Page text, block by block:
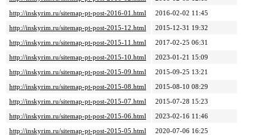
http://inskyrim.ru/sitemap-pt-post-2016-01.html
2016-02-02 11:45
http://inskyrim.ru/sitemap-pt-post-2015-12.html
2015-12-31 19:32
http://inskyrim.ru/sitemap-pt-post-2015-11.html
2017-02-25 06:31
http://inskyrim.ru/sitemap-pt-post-2015-10.html
2023-01-21 15:09
http://inskyrim.ru/sitemap-pt-post-2015-09.html
2015-09-25 13:21
http://inskyrim.ru/sitemap-pt-post-2015-08.html
2015-08-10 08:29
http://inskyrim.ru/sitemap-pt-post-2015-07.html
2015-07-28 15:23
http://inskyrim.ru/sitemap-pt-post-2015-06.html
2023-02-16 11:46
http://inskyrim.ru/sitemap-pt-post-2015-05.html
2020-07-06 16:25